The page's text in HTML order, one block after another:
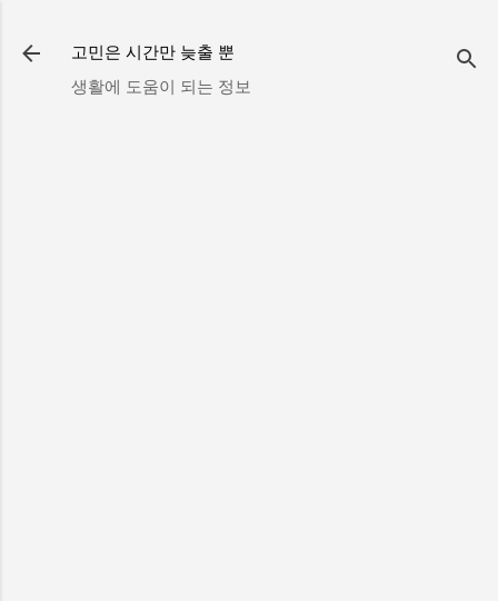
고민은 시간만 늦출 뿐
생활에 도움이 되는 정보